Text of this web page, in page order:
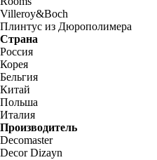
Villeroy&Boch
Плинтус из Дюрополимера
Страна
Россия
Корея
Бельгия
Китай
Польша
Италия
Производитель
Decomaster
Decor Dizayn